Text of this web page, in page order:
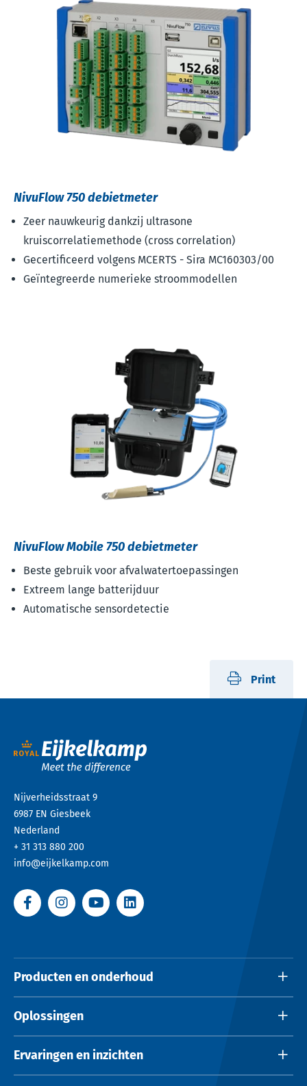
NivuFlow 750 debietmeter
Zeer nauwkeurig dankzij ultrasone
kruiscorrelatiemethode (cross correlation)
Gecertificeerd volgens MCERTS - Sira MC160303/00
Geïntegreerde numerieke stroommodellen
NivuFlow Mobile 750 debietmeter
Beste gebruik voor afvalwatertoepassingen
Extreem lange batterijduur
Automatische sensordetectie
Print
Nijverheidsstraat 9
6987 EN Giesbeek
Nederland
+ 31 313 880 200
info@eijkelkamp.com
Producten en onderhoud
Oplossingen
Ervaringen en inzichten